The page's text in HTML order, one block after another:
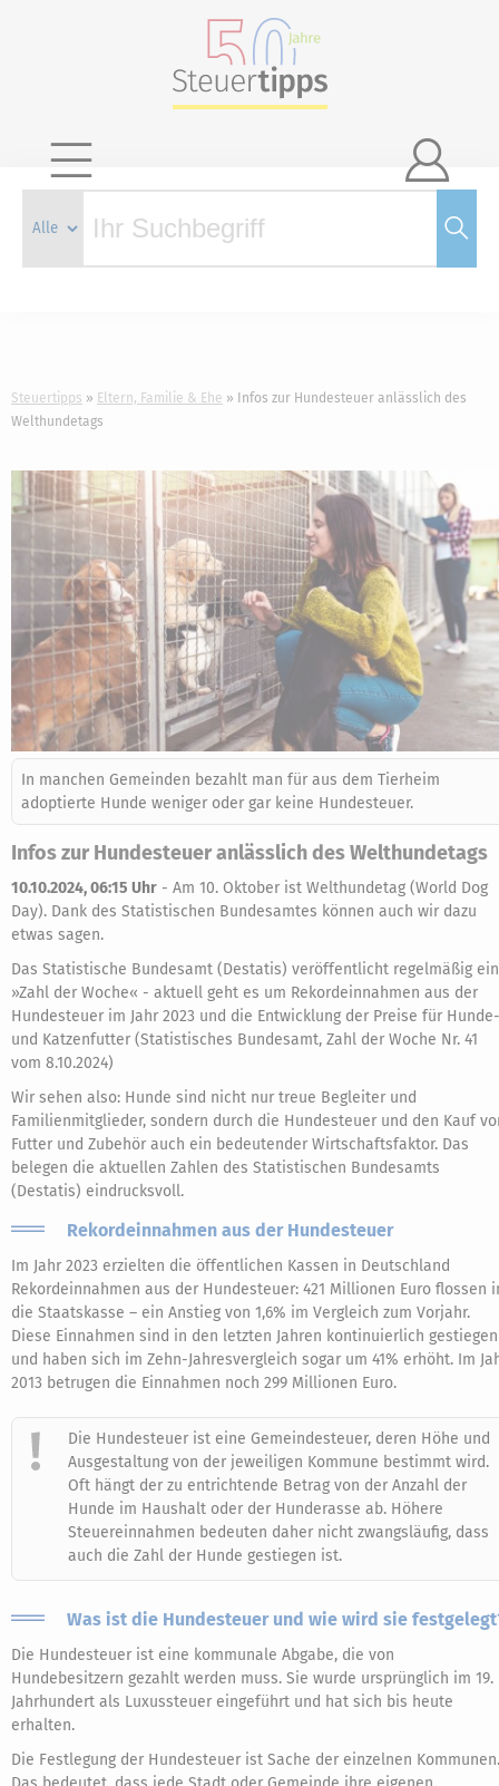

Steuertipps Eltern, Familie & Ehe
Infos zur Hundesteuer anlässlich des
Welthundetags
In manchen Gemeinden bezahlt man für aus dem Tierheim
adoptierte Hunde weniger oder gar keine Hundesteuer.
Infos zur Hundesteuer anlässlich des Welthundetags
10.10.2024, 06:15 Uhr - Am 10. Oktober ist Welthundetag (World Dog
Day). Dank des Statistischen Bundesamtes können auch wir dazu
etwas sagen.
Das Statistische Bundesamt (Destatis) veröffentlicht regelmäßig
»Zahl der Woche« - aktuell geht es um Rekordeinnahmen aus der
Hundesteuer im Jahr 2023 und die Entwicklung der Preise für Hunde-
und Katzenfutter (Statistisches Bundesamt, Zahl der Woche Nr. 41
vom 8.10.2024)
Wir sehen also: Hunde sind nicht nur treue Begleiter und
Familienmitglieder, sondern durch die Hundesteuer und den Kauf
Futter und Zubehör auch ein bedeutender Wirtschaftsfaktor. Das
belegen die aktuellen Zahlen des Statistischen Bundesamts
(Destatis) eindrucksvoll.
Rekordeinnahmen aus der Hundesteuer
Im Jahr 2023 erzielten die öffentlichen Kassen in Deutschland
Rekordeinnahmen aus der Hundesteuer: 421 Millionen Euro flossen
die Staatskasse – ein Anstieg von 1,6% im Vergleich zum Vorjahr.
Diese Einnahmen sind in den letzten Jahren kontinuierlich gestiegen
und haben sich im Zehn-Jahresvergleich sogar um 41% erhöht. Im
2013 betrugen die Einnahmen noch 299 Millionen Euro.
Die Hundesteuer ist eine Gemeindesteuer, deren Höhe und
Ausgestaltung von der jeweiligen Kommune bestimmt wird.
Oft hängt der zu entrichtende Betrag von der Anzahl der
Hunde im Haushalt oder der Hunderasse ab. Höhere
Steuereinnahmen bedeuten daher nicht zwangsläufig, dass
auch die Zahl der Hunde gestiegen ist.
Was ist die Hundesteuer und wie wird sie
Die Hundesteuer ist eine kommunale Abgabe, die von
Hundebesitzern gezahlt werden muss. Sie wurde ursprünglich im 19.
Jahrhundert als Luxussteuer eingeführt und hat sich bis heute
erhalten.
Die Festlegung der Hundesteuer ist Sache der einzelnen Kommunen.